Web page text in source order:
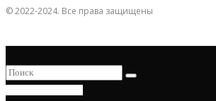
© 2022-2024. Все права защищены